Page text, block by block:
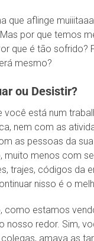
que aflinge
Mas por que temos
que é tão sofrido?
mesmo?
ou Desistir?
você está num
nem com as
as pessoas da
muito menos com
trajes, códigos da
nisso é o
como estamos
nosso redor. Sim,
amava as